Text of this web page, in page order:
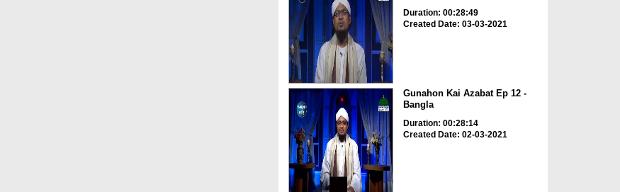
Duration: 00:28:49
Created Date: 03-03-2021
Gunahon Kai Azabat Ep 12 -
Bangla
Duration: 00:28:14
Created Date: 02-03-2021